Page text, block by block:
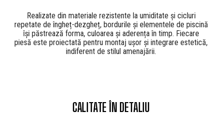
Realizate din materiale rezistente la umiditate și cicluri
repetate de îngheț-dezgheț, bordurile și elementele de piscină
își păstrează forma, culoarea și aderența în timp. Fiecare
piesă este proiectată pentru montaj ușor și integrare estetică,
indiferent de stilul amenajării.
CALITATE ÎN DETALIU